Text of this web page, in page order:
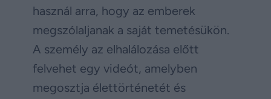
használ arra, hogy az emberek
megszólaljanak a saját temetésükön.
A személy az elhalálozása előtt
felvehet egy videót, amelyben
megosztja élettörténetét és